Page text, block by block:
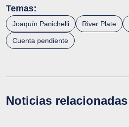
Temas:
Joaquín Panichelli River Plate
Cuenta pendiente
Noticias relacionadas